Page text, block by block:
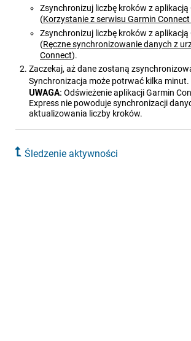
Zsynchronizuj liczbę kroków z aplikacją
(Korzystanie z serwisu Garmin
Zsynchronizuj liczbę kroków z aplikacją
(Ręczne synchronizowanie danych z
Connect).
Zaczekaj, aż dane zostaną
Synchronizacja może potrwać kilka minut.
UWAGA: Odświeżenie aplikacjiGarmin
Express nie powoduje synchronizacji
aktualizowania liczby kroków.
Śledzenie aktywności